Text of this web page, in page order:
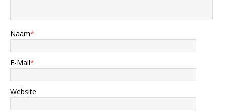
Naam*
E-Mail*
Website